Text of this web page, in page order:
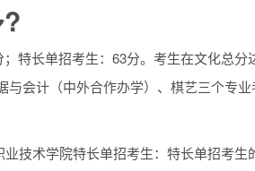
特长单招考生：63分。考生在文化总分
会计（中外合作办学）、棋艺三个专
技术学院特长单招考生：特长单招考生